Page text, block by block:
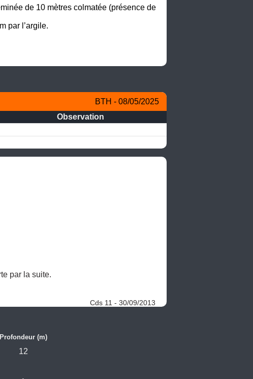
de 10 mètres colmatée (présence de
par l’argile.
BTH - 08/05/2025
Observation
par la suite.
Cds 11 - 30/09/2013
Profondeur (m)
12